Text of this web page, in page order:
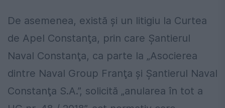
De asemenea, există şi un litigiu la Curtea
de Apel Constanţa, prin care Şantierul
Naval Constanţa, ca parte la „Asocierea
dintre Naval Group Franţa şi Şantierul Naval
Constanţa S.A.”, solicită „anularea în tot a